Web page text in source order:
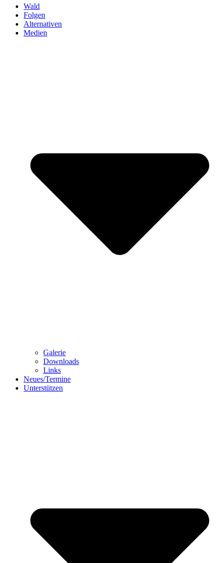
Wald
Folgen
Alternativen
Medien
Galerie
Downloads
Links
Neues/Termine
Unterstützen